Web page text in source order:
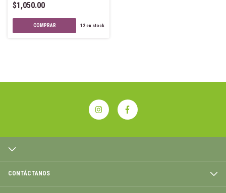
$1,050.00
12en stock
CONTÁCTANOS